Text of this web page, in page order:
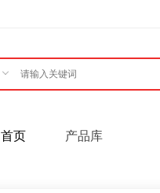
首页 产品库